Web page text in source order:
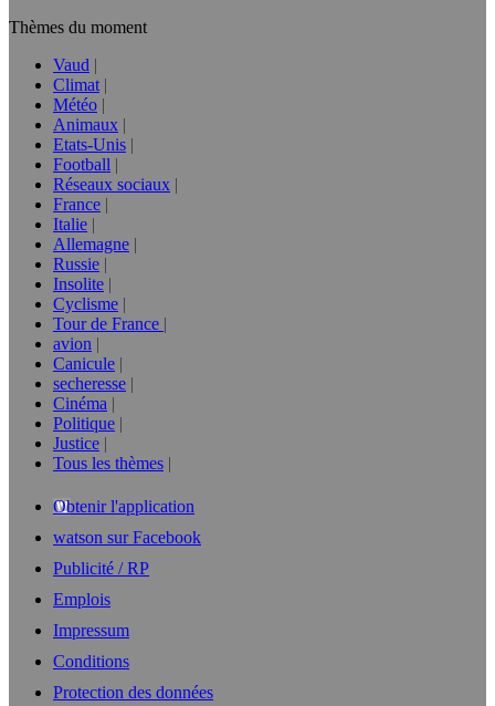
Thèmes du moment
Vaud
Climat
Météo
Animaux
Etats-Unis
Football
Réseaux sociaux
France
Italie
Allemagne
Russie
Insolite
Cyclisme
Tour de France
avion
Canicule
secheresse
Cinéma
Politique
Justice
Tous les thèmes
Obtenir l'application
watson sur Facebook
Publicité / RP
Emplois
Impressum
Conditions
Protection des données